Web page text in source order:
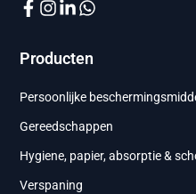
Producten
Persoonlijke
Gereedschappen
Hygiene, papier, absorptie &
Verspaning